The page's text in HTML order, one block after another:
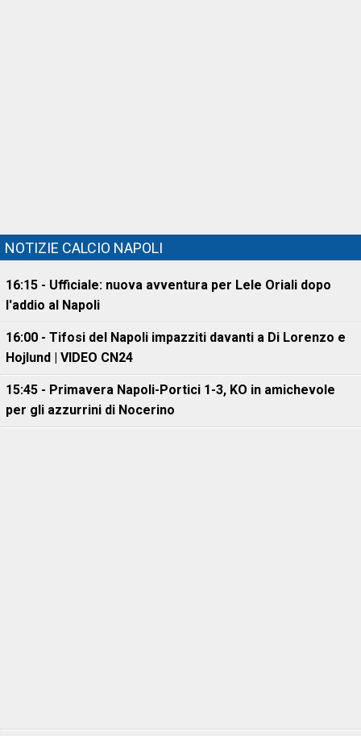
NOTIZIE CALCIO NAPOLI
16:15 - Ufficiale: nuova avventura per Lele Oriali dopo
l'addio al Napoli
16:00 - Tifosi del Napoli impazziti davanti a Di Lorenzo e
Hojlund | VIDEO CN24
15:45 - Primavera Napoli-Portici 1-3, KO in amichevole
per gli azzurrini di Nocerino